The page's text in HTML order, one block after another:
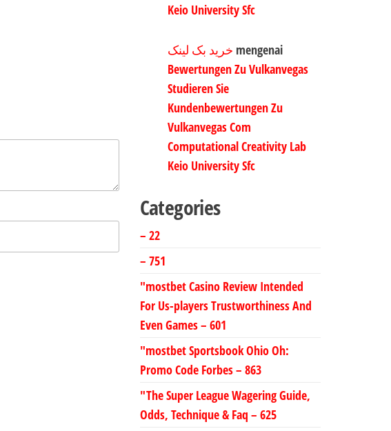
Keio University Sfc
خرید بک لینک mengenai
Bewertungen Zu Vulkanvegas
Studieren Sie
Kundenbewertungen Zu
Vulkanvegas Com
Computational Creativity Lab
Keio University Sfc
Categories
– 22
– 751
"mostbet Casino Review Intended
For Us-players Trustworthiness And
Even Games – 601
"mostbet Sportsbook Ohio Oh:
Promo Code Forbes – 863
"The Super League Wagering Guide,
Odds, Technique & Faq – 625